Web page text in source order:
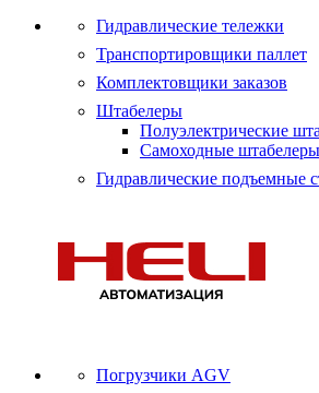
Гидравлические тележки
Транспортировщики паллет
Комплектовщики заказов
Штабелеры
Полуэлектрические
Самоходные
Гидравлические подъемные
Погрузчики AGV